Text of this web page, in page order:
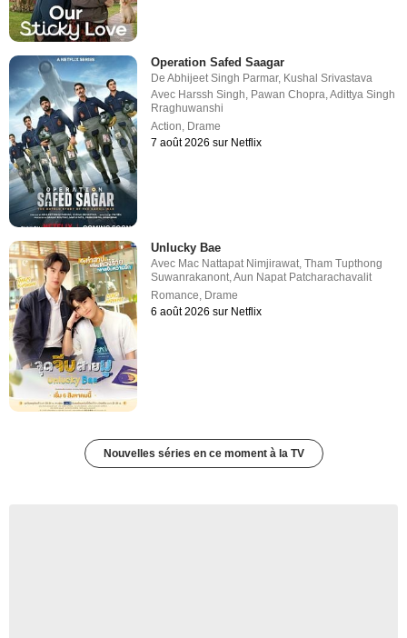
Operation Safed Saagar
DeAbhijeet Singh Parmar, Kushal Srivastava
Avec Harssh Singh, Pawan Chopra,Adittya Singh
Rraghuwanshi
Action, Drame
7 août 2026 sur Netflix
Unlucky Bae
Avec Mac Nattapat Nimjirawat ,Tham Tupthong
Suwanrakanont ,Aun Napat Patcharachavalit
Romance Drame
6 août 2026 sur Netflix
Nouvelles séries en ce moment à la TV